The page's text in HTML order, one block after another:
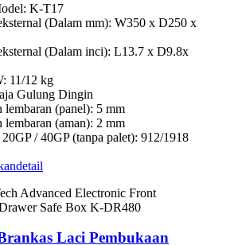
K-T17
(Dalam mm): W350 x D250 x
(Dalam inci): L13.7 x D9.8x
11/12 kg
Gulung Dingin
lembaran (panel): 5 mm
lembaran (aman): 2 mm
/ 40GP (tanpa palet): 912/1918
detail
Laci Pembukaan